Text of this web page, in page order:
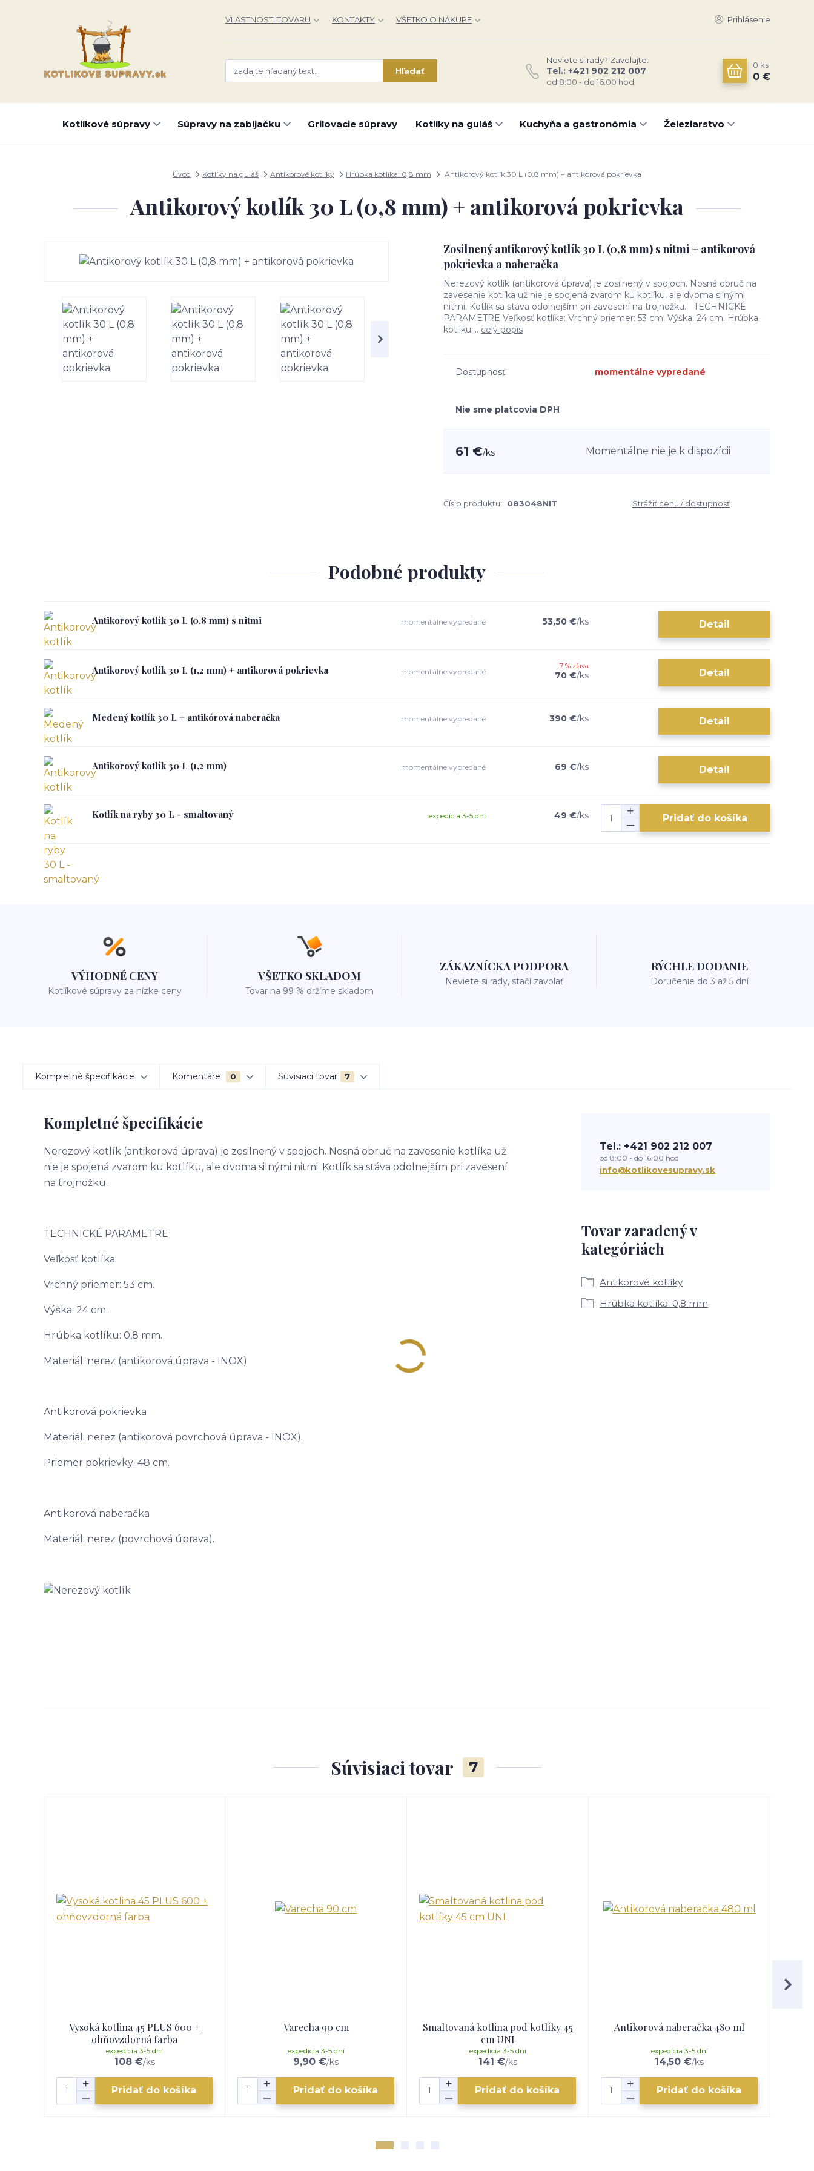
VLASTNOSTI TOVARU KONTAKTY VŠETKO O NÁKUPE Prihlásenie
Hľadať
Neviete si rady? Zavolajte.
Tel.: +421 902 212 007
od 8:00 - do 16:00 hod
0 ks
0 €
Kotlíkové súpravy Súpravy na zabíjačku Grilovacie súpravy Kotlíky na guláš Kuchyňa a gastronómia Železiarstvo
Úvod Kotlíky na guláš Antikorové kotlíky Hrúbka kotlíka: 0,8 mm Antikorový kotlík 30 L (0,8 mm) + antikorová pokrievka
Antikorový kotlík 30 L (0,8 mm) + antikorová pokrievka
Zosilnený antikorový kotlík 30 L (0,8 mm) s nitmi + antikorová
pokrievka a naberačka
Nerezový kotlík (antikorová úprava) je zosilnený v spojoch. Nosná obruč na
zavesenie kotlíka už nie je spojená zvarom ku kotlíku, ale dvoma silnými
nitmi. Kotlík sa stáva odolnejším pri zavesení na trojnožku. TECHNICKÉ
PARAMETRE Veľkosť kotlíka: Vrchný priemer: 53 cm. Výška: 24 cm. Hrúbka
kotlíku:... celý popis
Dostupnosť momentálne vypredané
Nie sme platcovia DPH
61 €/ks Momentálne nie je k dispozícii
Číslo produktu: 083048NIT Strážiť cenu / dostupnosť
Podobné produkty
Antikorový kotlík 30 L (0,8 mm) s nitmi 53,50 €/ks
momentálne vypredané Detail
Antikorový kotlík 30 L (1,2 mm) + antikorová pokrievka 7 % zľava
70 €/ks
momentálne vypredané Detail
Medený kotlík 30 L + antikórová naberačka 390 €/ks
momentálne vypredané Detail
Antikorový kotlík 30 L (1,2 mm) 69 €/ks
momentálne vypredané Detail
Kotlík na ryby 30 L - smaltovaný 49 €/ks
expedícia 3-5 dní Pridať do košíka
VÝHODNÉ CENY
Kotlíkové súpravy za nízke ceny
VŠETKO SKLADOM
Tovar na 99 % držíme skladom
ZÁKAZNÍCKA PODPORA
Neviete si rady, stačí zavolať
RÝCHLE DODANIE
Doručenie do 3 až 5 dní
Kompletné špecifikácie Komentáre 0 Súvisiaci tovar 7
Kompletné špecifikácie
Nerezový kotlík (antikorová úprava) je zosilnený v spojoch. Nosná obruč na zavesenie kotlíka už
nie je spojená zvarom ku kotlíku, ale dvoma silnými nitmi. Kotlík sa stáva odolnejším pri zavesení
na trojnožku.
TECHNICKÉ PARAMETRE
Veľkosť kotlíka:
Vrchný priemer: 53 cm.
Výška: 24 cm.
Hrúbka kotlíku: 0,8 mm.
Materiál: nerez (antikorová úprava - INOX)
Antikorová pokrievka
Materiál: nerez (antikorová povrchová úprava - INOX).
Priemer pokrievky: 48 cm.
Antikorová naberačka
Materiál: nerez (povrchová úprava).
Tovar zaradený v
kategóriách
Antikorové kotlíky
Hrúbka kotlíka: 0,8 mm
Tel.: +421 902 212 007
od 8:00 - do 16:00 hod
info@kotlikovesupravy.sk
Súvisiaci tovar 7
Vysoká kotlina 45 PLUS 600 +
ohňovzdorná farba
108 €/ks
expedícia 3-5 dní
Pridať do košíka
Varecha 90 cm
9,90 €/ks
expedícia 3-5 dní
Pridať do košíka
Smaltovaná kotlina pod kotlíky 45
cm UNI
141 €/ks
expedícia 3-5 dní
Pridať do košíka
Antikorová naberačka 480 ml
14,50 €/ks
expedícia 3-5 dní
Pridať do košíka